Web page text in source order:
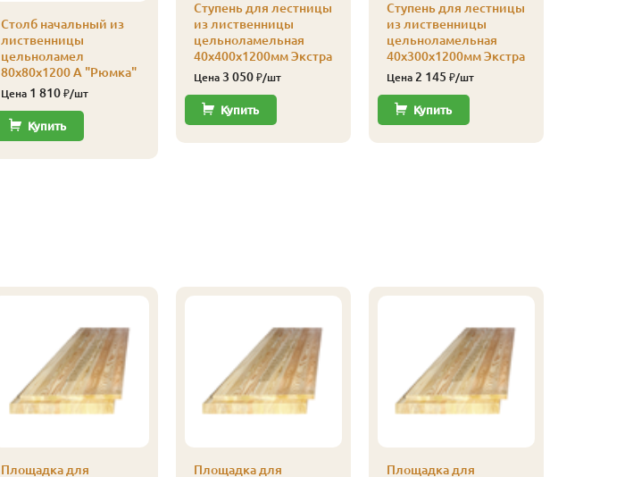
Столб начальный из
лиственницы
цельноламел
80х80х1200 А "Рюмка"
Цена 1 810₽/шт
Купить
Ступень для лестницы
из лиственницы
цельноламельная
40х400х1200мм Экстра
Цена 3 050₽/шт
Купить
Ступень для лестницы
из лиственницы
цельноламельная
40х300х1200мм Экстра
Цена 2 145 ₽/шт
Купить
Площадка для
Площадка для
Площадка для